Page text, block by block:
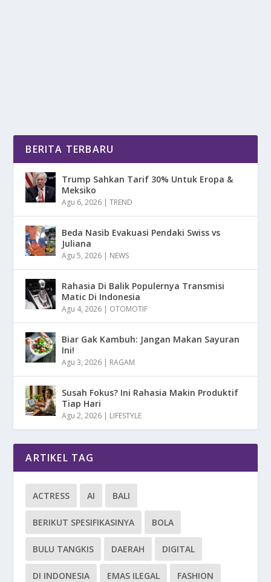
BERITA TERBARU
Trump Sahkan Tarif 30% Untuk Eropa &
Meksiko
Agu 6, 2026 |TREND
Beda Nasib Evakuasi Pendaki Swiss vs
Juliana
Agu 5, 2026 | NEWS
Rahasia Di Balik Populernya Transmisi
Matic Di Indonesia
Agu 4, 2026 | OTOMOTIF
Biar Gak Kambuh: Jangan Makan Sayuran
Ini!
Agu 3, 2026 | RAGAM
Susah Fokus? Ini Rahasia Makin Produktif
Tiap Hari
Agu 2, 2026 | LIFESTYLE
ARTIKEL TAG
ACTRESS AI BALI
BERIKUT SPESIFIKASINYA BOLA
BULU TANGKIS DAERAH DIGITAL
DI INDONESIA EMAS ILEGAL FASHION